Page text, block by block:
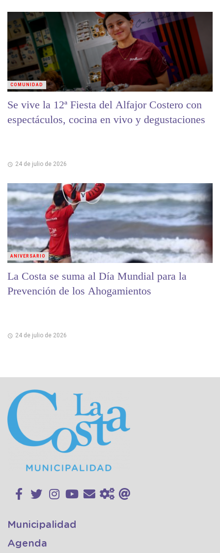
Se vive la 12ª Fiesta del Alfajor Costero con
espectáculos, cocina en vivo y degustaciones
24 de julio de 2026
COMUNIDAD
La Costa se suma al Día Mundial para la
Prevención de los Ahogamientos
24 de julio de 2026
ANIVERSARIO
Municipalidad
Agenda